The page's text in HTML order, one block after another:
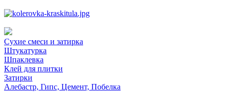
Сухие смеси и затирка
Штукатурка
Шпаклевка
Клей для плитки
Затирки
Алебастр, Гипс, Цемент, Побелка